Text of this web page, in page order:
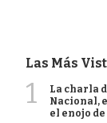
Las Más
1
La charla
Nacional,
el enojo